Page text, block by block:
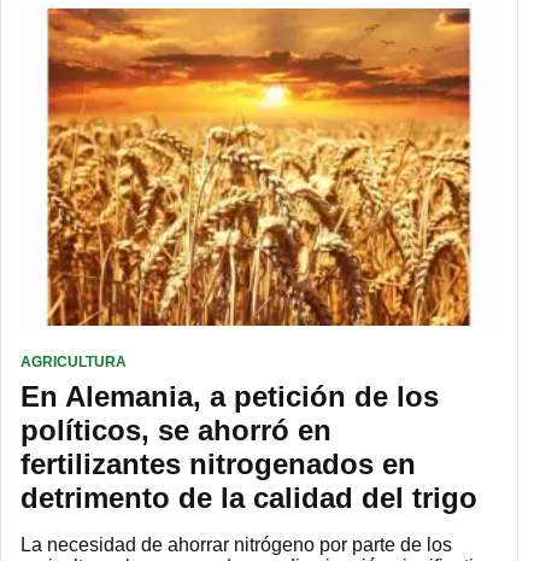
AGRICULTURA
En Alemania, a petición de los
políticos, se ahorró en
fertilizantes nitrogenados en
detrimento de la calidad del trigo
La necesidad de ahorrar nitrógeno por parte de los